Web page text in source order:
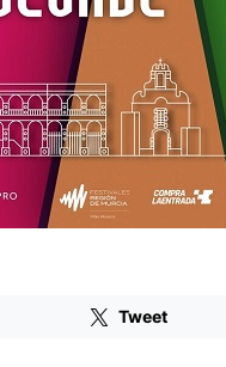
Tweet